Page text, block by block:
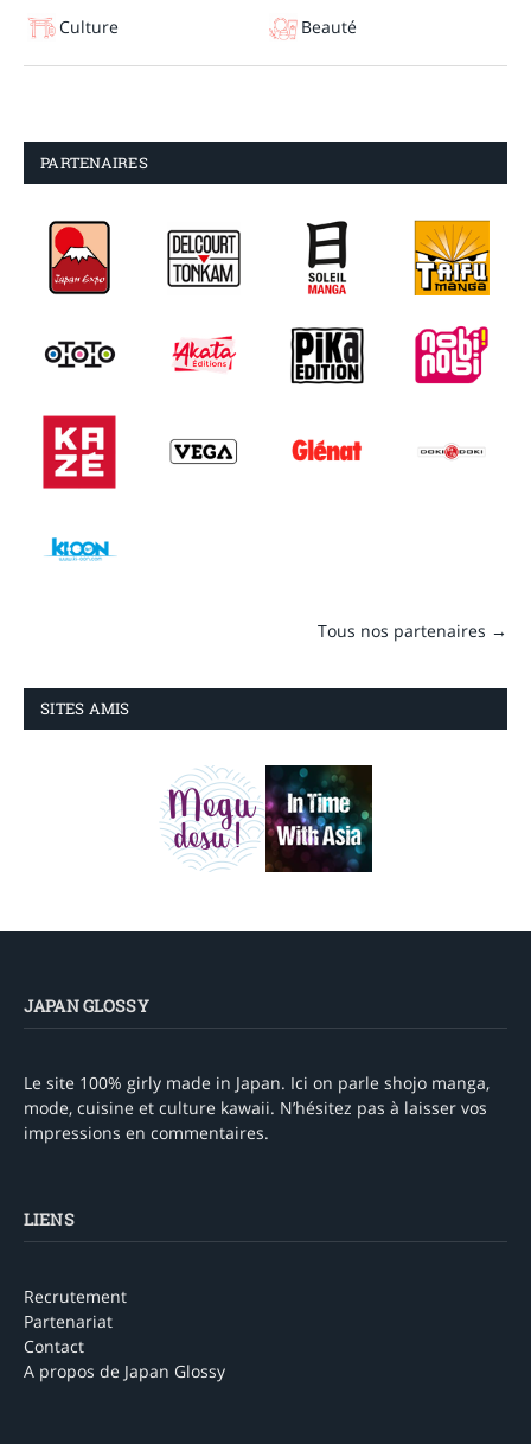
Culture Beauté
PARTENAIRES
Tous nos partenaires →
SITES AMIS
JAPAN GLOSSY
Le site 100% girly made in Japan. Ici on parle shojo manga,
mode, cuisine et culture kawaii. N’hésitez pas à laisser vos
impressions en commentaires.
LIENS
Recrutement
Partenariat
Contact
A propos de Japan Glossy